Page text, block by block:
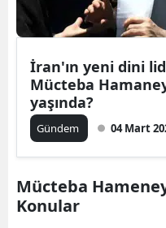
İran'ın yeni dini
Mücteba
yaşında?
Gündem 04 Mart
Mücteba
Konular